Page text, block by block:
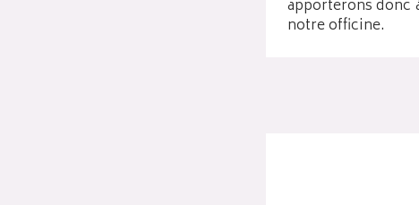
apporterons donc
notre officine.